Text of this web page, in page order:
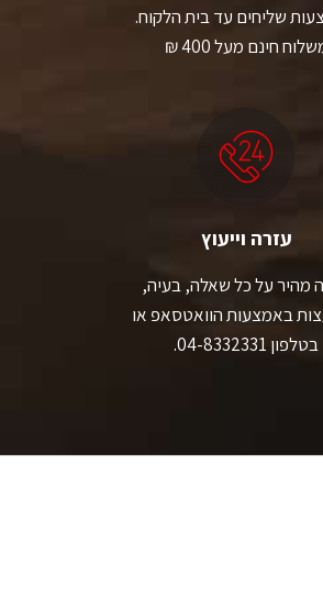
שליחים עד בית הלקוח.
חינם מעל 400 ₪
עזרה וייעוץ
מהיר על כל שאלה, בעיה,
באמצעות הוואטסאפ או
בטלפון 04-8332331.